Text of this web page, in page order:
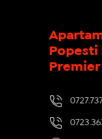
Popesti